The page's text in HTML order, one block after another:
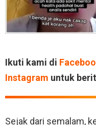
Ikuti kami di
Instagram untuk
Sejak dari semalam,